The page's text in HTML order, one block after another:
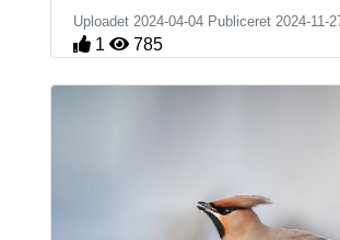
Uploadet 2024-04-04 Publiceret 2024-11-
1 785